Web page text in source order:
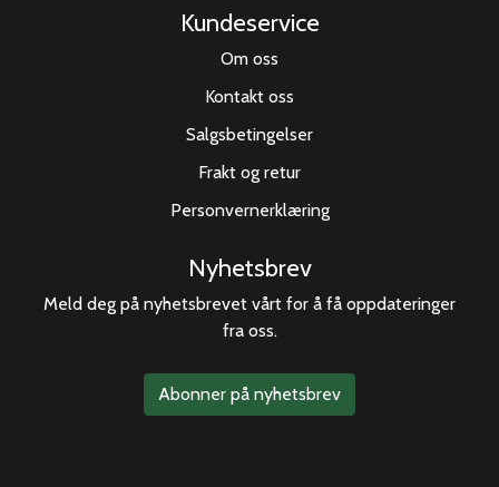
Kundeservice
Om oss
Kontakt oss
Salgsbetingelser
Frakt og retur
Personvernerklæring
Nyhetsbrev
Meld deg på nyhetsbrevet vårt for å få oppdateringer
fra oss.
Abonner på nyhetsbrev